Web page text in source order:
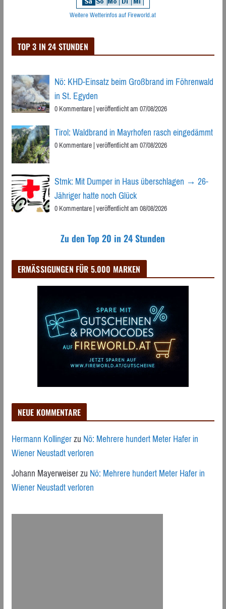
Weitere Wetterinfos auf Fireworld.at
TOP 3 IN 24 STUNDEN
Nö: KHD-Einsatz beim Großbrand im Föhrenwald
in St. Egyden
0 Kommentare|veröffentlicht am 07/08/2026
Tirol: Waldbrand in Mayrhofen rasch eingedämmt
0 Kommentare|veröffentlicht am 07/08/2026
Stmk: Mit Dumper in Haus überschlagen → 26-
Jähriger hatte noch Glück
0 Kommentare|veröffentlicht am 08/08/2026
Zu den Top 20 in 24 Stunden
ERMÄSSIGUNGEN FÜR 5.000 MARKEN
NEUE KOMMENTARE
Hermann KollingerzuNö: Mehrere hundert Meter Hafer in
Wiener Neustadt verloren
Johann MayerweiserzuNö: Mehrere hundert Meter Hafer in
Wiener Neustadt verloren